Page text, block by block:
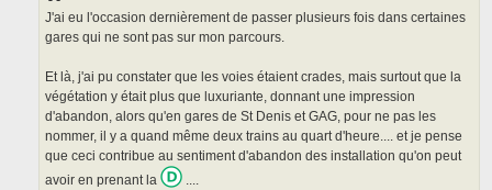
J'ai eu l'occasion dernièrement de passer plusieurs fois dans certaines
gares qui ne sont pas sur mon parcours.
Et là, j'ai pu constater que les voies étaient crades, mais surtout que la
végétation y était plus que luxuriante, donnant une impression
d'abandon, alors qu'en gares de St Denis et GAG, pour ne pas les
nommer, il y a quand même deux trains au quart d'heure.... et je pense
que ceci contribue au sentiment d'abandon des installation qu'on peut
avoir en prenant la
....